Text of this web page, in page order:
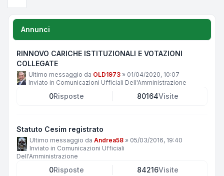
Annunci
RINNOVO CARICHE ISTITUZIONALI E VOTAZIONI
COLLEGATE
Ultimo messaggio da OLD1973 » 01/04/2020, 10:07
Inviato in Comunicazioni Ufficiali Dell'Amministrazione
0Risposte 80164Visite
Statuto Cesim registrato
Ultimo messaggio da Andrea58 » 05/03/2016, 19:40
Inviato in Comunicazioni Ufficiali
Dell'Amministrazione
0Risposte 84216Visite